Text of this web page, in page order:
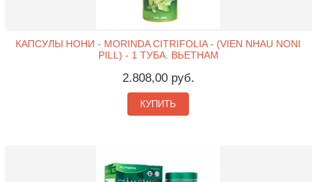
КАПСУЛЫ НОНИ - MORINDA CITRIFOLIA - (VIEN NHAU NONI
PILL) - 1 ТУБА. ВЬЕТНАМ
2.808,00 руб.
КУПИТЬ